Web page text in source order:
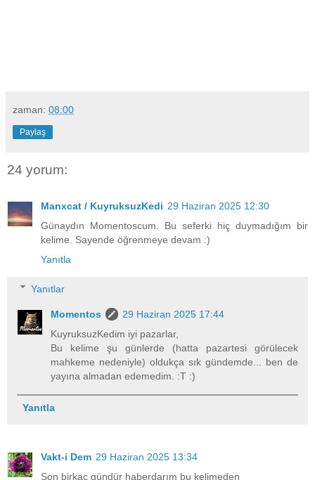
zaman: 08:00
Paylaş
24 yorum:
Manxcat / KuyruksuzKedi 29 Haziran 2025 12:30
Günaydın Momentoscum. Bu seferki hiç duymadığım bir
kelime. Sayende öğrenmeye devam :)
Yanıtla
Yanıtlar
Momentos
29 Haziran 2025 17:44
KuyruksuzKedim iyi pazarlar,
Bu kelime şu günlerde (hatta pazartesi görülecek
mahkeme nedeniyle) oldukça sık gündemde... ben de
yayına almadan edemedim. :T :)
Yanıtla
Vakt-i Dem 29 Haziran 2025 13:34
Son birkaç gündür haberdarım bu kelimeden